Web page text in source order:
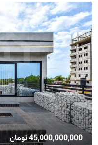
45,000,000,000 تومان